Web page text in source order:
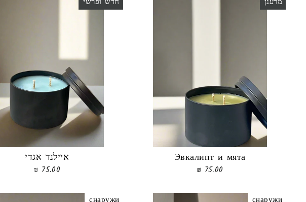
Эвкалипт и мята
75.00 ₪
איילנד אגדי
75.00 ₪